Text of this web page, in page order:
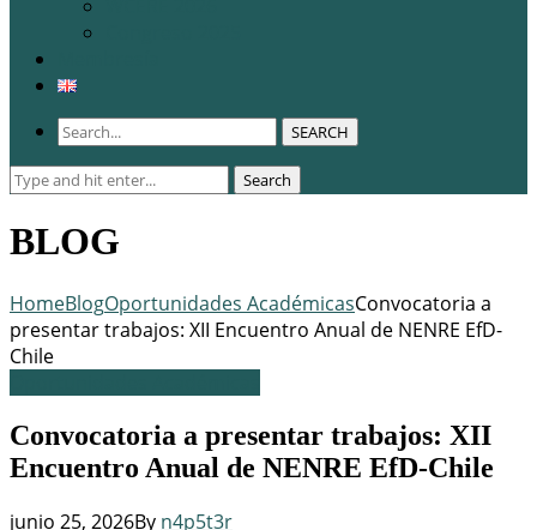
SEARCH
Search
Search
BLOG
HomeBlogOportunidades AcadémicasConvocatoria a
presentar trabajos: XII Encuentro Anual de NENRE EfD-
Chile
Convocatoria a presentar trabajos: XII
Encuentro Anual de NENRE EfD-Chile
junio 25, 2026By n4p5t3r